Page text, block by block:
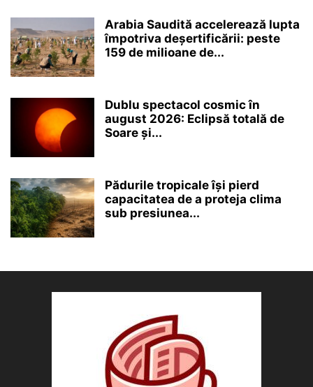
Arabia Saudită accelerează lupta
împotriva deșertificării: peste
159 de milioane de...
Dublu spectacol cosmic în
august 2026: Eclipsă totală de
Soare și...
Pădurile tropicale își pierd
capacitatea de a proteja clima
sub presiunea...